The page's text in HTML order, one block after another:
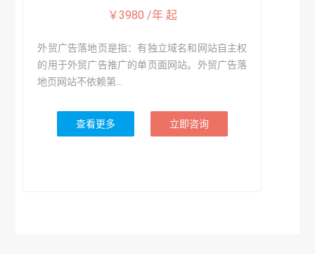
￥3980 /年 起
外贸广告落地页是指：有独立域名和网站自主权
的用于外贸广告推广的单页面网站。外贸广告落
地页网站不依赖第...
查看更多 立即咨询